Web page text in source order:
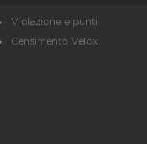
Violazione e punti
Censimento Velox